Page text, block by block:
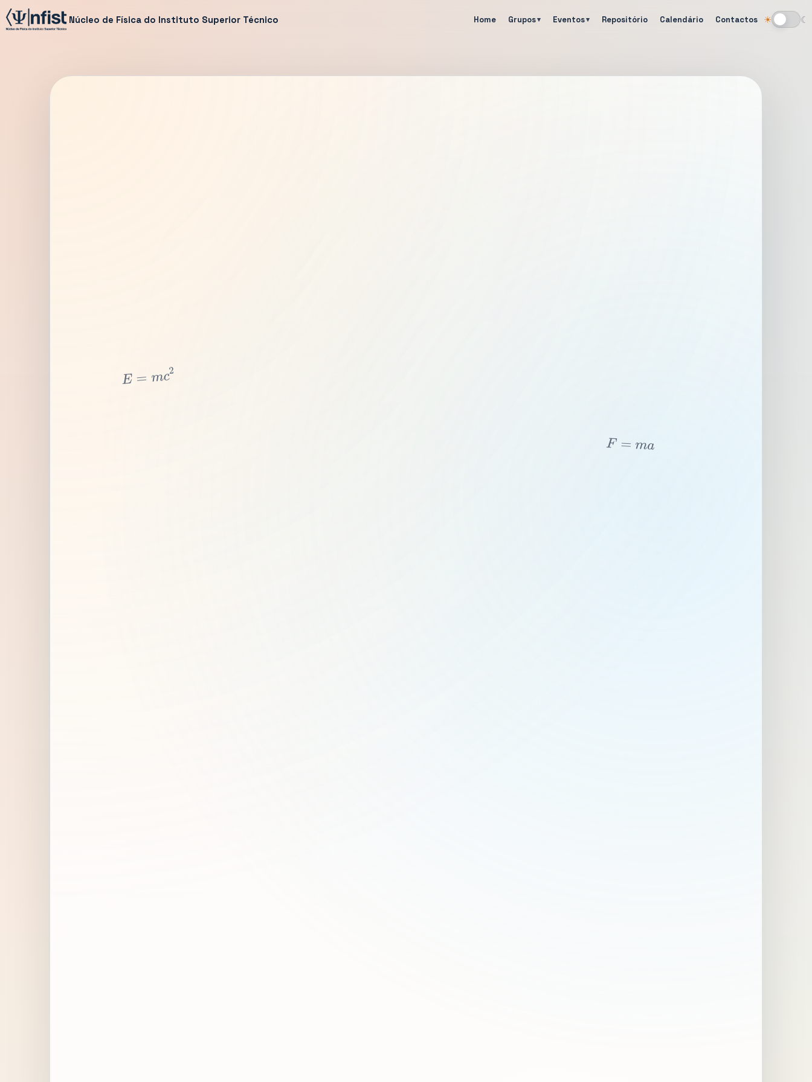
Núcleo de Física do Instituto Superior Técnico Home Grupos Eventos Repositório Calendário Contactos ☀ ☾
Alternar tema
E= 2
F =ma